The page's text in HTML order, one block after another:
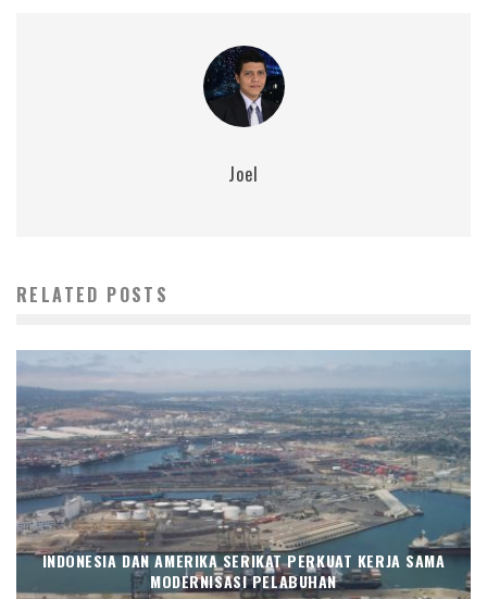
Joel
RELATED POSTS
INDONESIA DAN AMERIKA SERIKAT PERKUAT KERJA SAMA
MODERNISASI PELABUHAN